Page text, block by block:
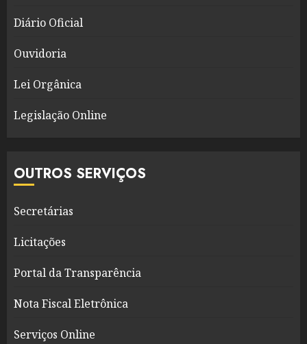
Diário Oficial
Ouvidoria
Lei Orgânica
Legislação Online
OUTROS SERVIÇOS
Secretárias
Licitações
Portal da Transparência
Nota Fiscal Eletrônica
Serviços Online